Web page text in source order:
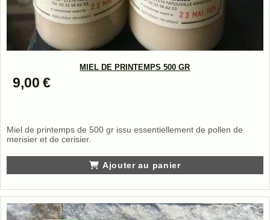
MIEL DE PRINTEMPS 500 GR
9,00 €
Miel de printemps de 500 gr issu essentiellement de pollen de
merisier et de cerisier.
Ajouter au panier